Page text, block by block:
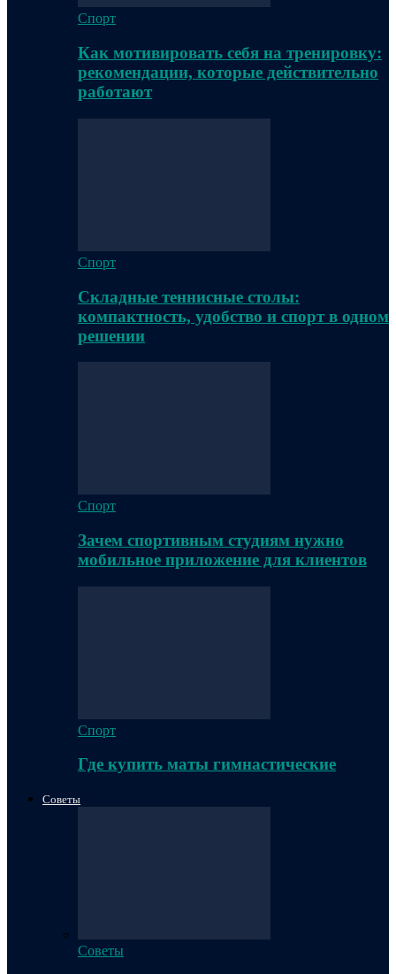
Спорт
Как мотивировать себя на тренировку:
рекомендации, которые действительно
работают
Спорт
Складные теннисные столы:
компактность, удобство и спорт в одном
решении
Спорт
Зачем спортивным студиям нужно
мобильное приложение для клиентов
Спорт
Где купить маты гимнастические
Советы
Советы